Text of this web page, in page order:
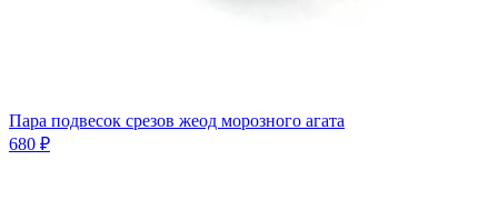
Пара подвесок срезов жеод морозного агата
680 ₽